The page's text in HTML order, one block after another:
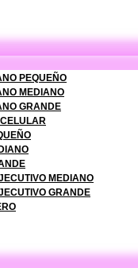
PEQUEÑO
MEDIANO
GRANDE
MEDIANO
GRANDE